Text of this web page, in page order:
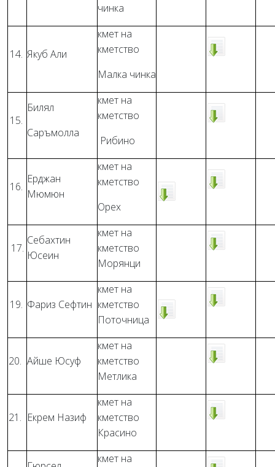
чинка
14. Якуб Али
кмет на
кметство
Малка чинка
15.
Билял
Саръмолла
кмет на
кметство
Рибино
16.
Ерджан
Мюмюн
кмет на
кметство
Орех
17.
Себахтин
Юсеин
кмет на
кметство
Морянци
19. Фариз Сефтин
кмет на
кметство
Поточница
20. Айше Юсуф
кмет на
кметство
Метлика
21. Екрем Назиф
кмет на
кметство
Красино
кмет на